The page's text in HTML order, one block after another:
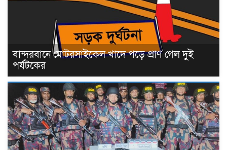
বান্দরবানে মোটরসাইকেল খাদে পড়ে প্রাণ গেল দুই
পর্যটকের